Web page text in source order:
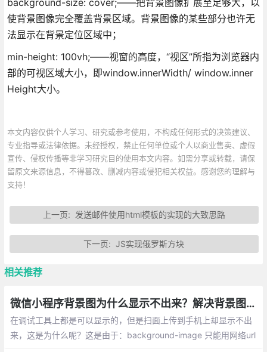
使背景图像完全覆盖背景区域。背景图像的某些部分也许无
法显示在背景定位区域中；
min-height: 100vh;——视窗的高度，“视区”所指为浏览器内
部的可视区域大小，即window.innerWidth/ window.inner
Height大小。
本文内容仅供个人学习、研究或参考使用，不构成任何形式的决策建议、
专业指导或法律依据。未经授权，禁止任何单位或个人以商业售卖、虚假
宣传、侵权传播等非学习研究目的使用本文内容。如需分享或转载，请保
留原文来源信息，不得篡改、删减内容或侵犯相关权益。感谢您的理解与
支持！
上一页: 发送邮件使用html模板的实现的大致思路
下一页:JS实现俄罗斯方块
相关推荐
微信小程序背景图为什么显示不出来？解决背景图片显示问题
在调试工具上都是可以显示的，但是扫面上传到手机上却显示不出
来，这是为什么呢？这是由于：background-image 只能用网络url